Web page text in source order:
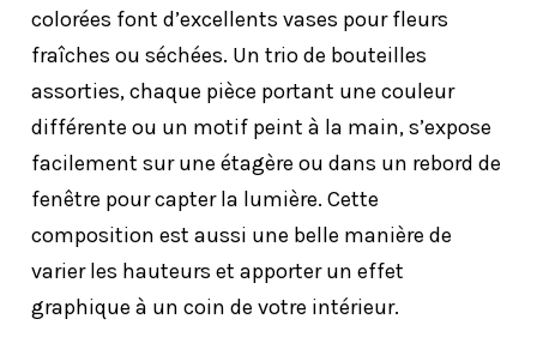
colorées font d’excellents vases pour fleurs
fraîches ou séchées. Un trio de bouteilles
assorties, chaque pièce portant une couleur
différente ou un motif peint à la main, s’expose
facilement sur une étagère ou dans un rebord de
fenêtre pour capter la lumière. Cette
composition est aussi une belle manière de
varier les hauteurs et apporter un effet
graphique à un coin de votre intérieur.